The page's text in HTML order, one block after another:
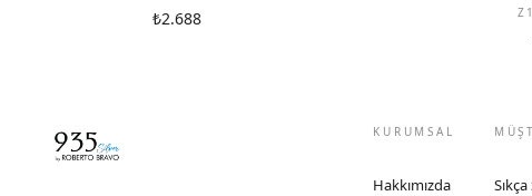
₺2.688
KURUMSAL
Hakkımızda